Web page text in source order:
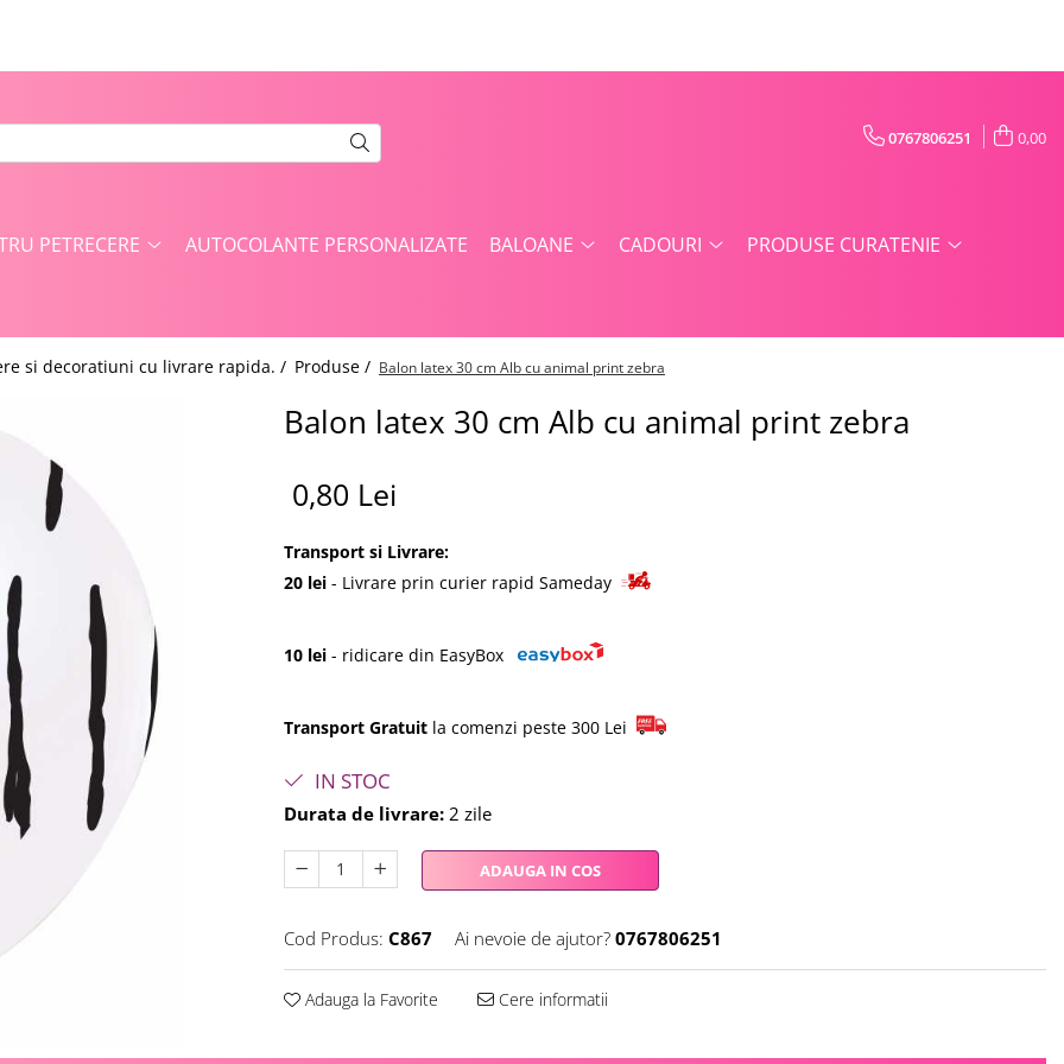
0767806251 0,00
PETRECERE AUTOCOLANTE PERSONALIZATE BALOANE CADOURI PRODUSE CURATENIE
si decoratiuni cu livrare rapida. / Produse / Balon latex 30 cm Alb cu animal print zebra
Balon latex 30 cm Alb cu animal print zebra
0,80 Lei
Transport si Livrare:
20 lei - Livrare prin curier rapid Sameday
10 lei - ridicare din EasyBox
Transport Gratuit la comenzi peste 300 Lei
IN STOC
Durata de livrare: 2 zile
ADAUGA IN COS
Cod Produs: C867 Ai nevoie de ajutor? 0767806251
Adauga la Favorite Cere informatii